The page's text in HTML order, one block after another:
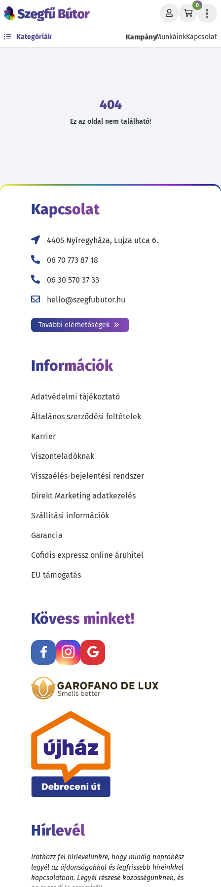
0
Kategóriák KampányMunkáinkKapcsolat
404
Ez az oldal nem található!
Kapcsolat
4405 Nyíregyháza, Lujza utca 6.
06 70 773 87 18
06 30 570 37 33
hello@szegfubutor.hu
További elérhetőségek
Információk
Adatvédelmi tájékoztató
Általános szerződési feltételek
Karrier
Viszonteladóknak
Visszaélés-bejelentési rendszer
Direkt Marketing adatkezelés
Szállítási információk
Garancia
Cofidis expressz online áruhitel
EU támogatás
Kövess minket!
Hírlevél
Iratkozz fel hírlevelünkre, hogy mindig naprakész
legyél az újdonságokkal és legfrissebb híreinkkel
kapcsolatban. Legyél részese közösségünknek, és